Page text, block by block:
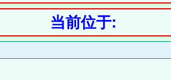
当前位于: